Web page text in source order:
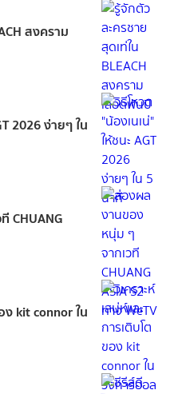
สงคราม
2026 ง่ายๆ ใน
CHUANG
ง kit connor ใน